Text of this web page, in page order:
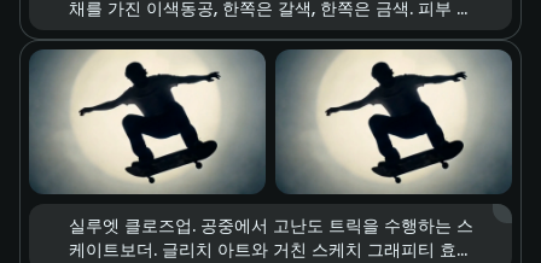
채를 가진 이색동공, 한쪽은 갈색, 한쪽은 금색. 피부 질
일. 극적인 조명 변화, 시선만으로 전달되는 깊고 복합
실루엣 클로즈업. 공중에서 고난도 트릭을 수행하는 스
케이트보더. 글리치 아트와 거친 스케치 그래피티 효과